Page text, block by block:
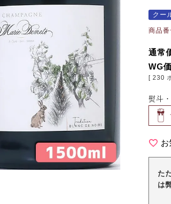
クー
商品
通常
WG
[ 230
熨斗
お
た
は